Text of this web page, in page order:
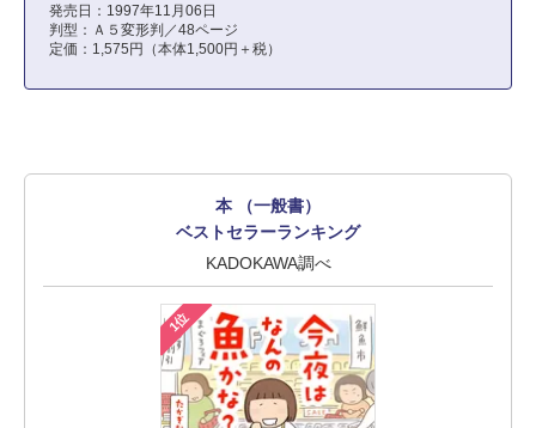
発売日：1997年11月06日
判型：Ａ５変形判／48ページ
定価：1,575円（本体1,500円＋税）
本 （一般書）
ベストセラーランキング
KADOKAWA調べ
1位